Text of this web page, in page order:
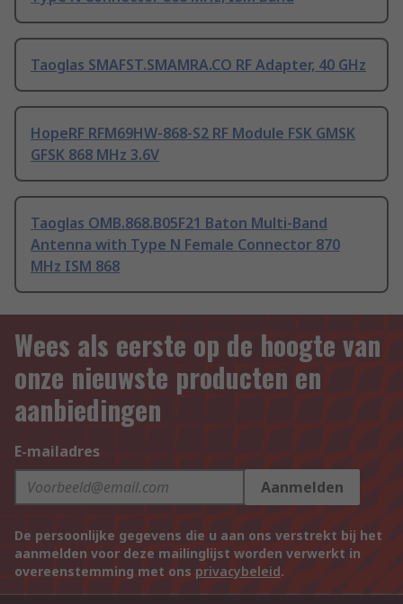
Taoglas SMAFST.SMAMRA.CO RF Adapter, 40 GHz
HopeRF RFM69HW-868-S2 RF Module FSK GMSK
GFSK 868 MHz 3.6V
Taoglas OMB.868.B05F21 Baton Multi-Band
Antenna with Type N Female Connector 870
MHz ISM 868
Wees als eerste op de hoogte van
onze nieuwste producten en
aanbiedingen
E-mailadres
Aanmelden
De persoonlijke gegevens die u aan ons verstrekt bij het
aanmelden voor deze mailinglijst worden verwerkt in
overeenstemming met ons privacybeleid.